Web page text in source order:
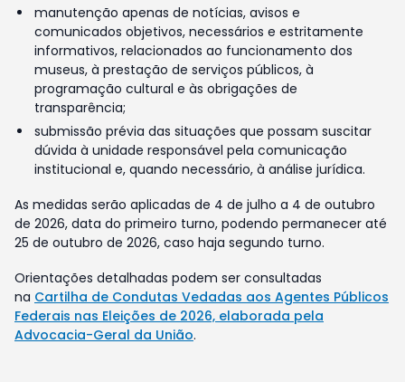
manutenção apenas de notícias, avisos e
comunicados objetivos, necessários e estritamente
informativos, relacionados ao funcionamento dos
museus, à prestação de serviços públicos, à
programação cultural e às obrigações de
transparência;
submissão prévia das situações que possam suscitar
dúvida à unidade responsável pela comunicação
institucional e, quando necessário, à análise jurídica.
As medidas serão aplicadas de 4 de julho a 4 de outubro
de 2026, data do primeiro turno, podendo permanecer até
25 de outubro de 2026, caso haja segundo turno.
Orientações detalhadas podem ser consultadas
na Cartilha de Condutas Vedadas aos Agentes Públicos
Federais nas Eleições de 2026, elaborada pela
Advocacia-Geral da União.